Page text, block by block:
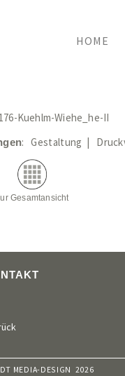
HOME
: Gestaltung |
Gesamtansicht
MEDIA-DESIGN 2026